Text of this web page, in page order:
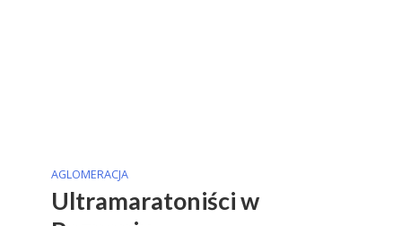
AGLOMERACJA
Ultramaratoniści w